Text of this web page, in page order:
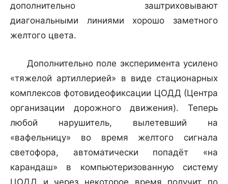
дополнительно заштриховывают
диагональными линиями хорошо заметного
желтого цвета.
Дополнительно поле эксперимента усилено
«тяжелой артиллерией» в виде стационарных
комплексов фотовидеофиксации ЦОДД (Центра
организации дорожного движения). Теперь
любой нарушитель, вылетевший на
«вафельницу» во время желтого сигнала
светофора, автоматически попадёт «на
карандаш» в компьютеризованную систему